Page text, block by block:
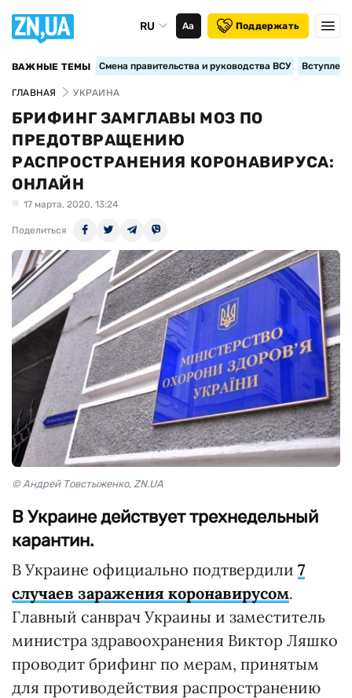
RU Аа Поддержать
ВАЖНЫЕ ТЕМЫ Смена правительства и руководства ВСУ
ГЛАВНАЯ УКРАИНА
БРИФИНГ ЗАМГЛАВЫ МОЗ ПО
ПРЕДОТВРАЩЕНИЮ
РАСПРОСТРАНЕНИЯ КОРОНАВИРУСА:
ОНЛАЙН
17 марта, 2020, 13:24
Поделиться
© Андрей Товстыженко, ZN.UA
В Украине действует трехнедельный
карантин.
В Украине официально подтвердили 7
случаев заражения коронавирусом.
Главный санврач Украины и заместитель
министра здравоохранения Виктор Ляшко
проводит брифинг по мерам, принятым
для противодействия распространению